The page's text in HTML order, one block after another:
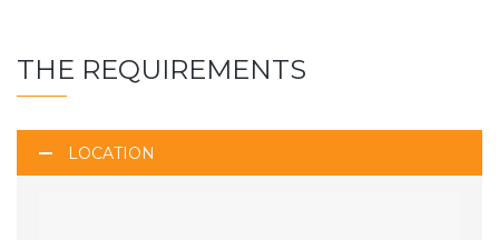
THE REQUIREMENTS
LOCATION